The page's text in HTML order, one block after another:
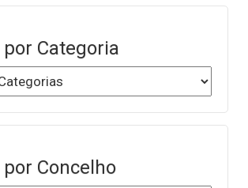
Categoria
Concelho